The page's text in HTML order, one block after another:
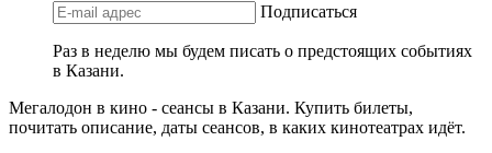
Подписаться
Раз в неделю мы будем писать о предстоящих событиях
в Казани.
Мегалодон в кино - сеансы в Казани. Купить билеты,
почитать описание, даты сеансов, в каких кинотеатрах идёт.